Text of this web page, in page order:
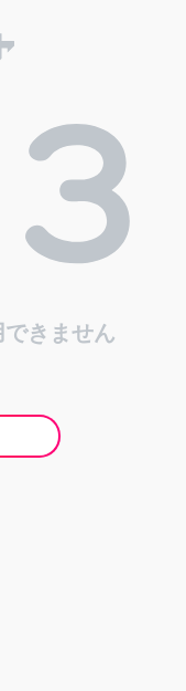
きません